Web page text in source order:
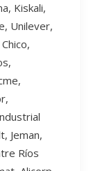
Kiskali,
Unilever,
Jeman,
Ríos